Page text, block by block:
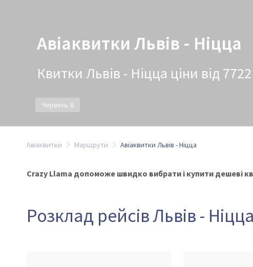
Авіаквитки Львів - Ніцца
Квитки Львів - Ніцца ціни від
Червень 6
Авіаквитки Маршрути Авіаквитки Львів - Ніцца
Crazy Llama допоможе швидко вибрати і купити дешеві
Розклад рейсів Львів - Ніцца